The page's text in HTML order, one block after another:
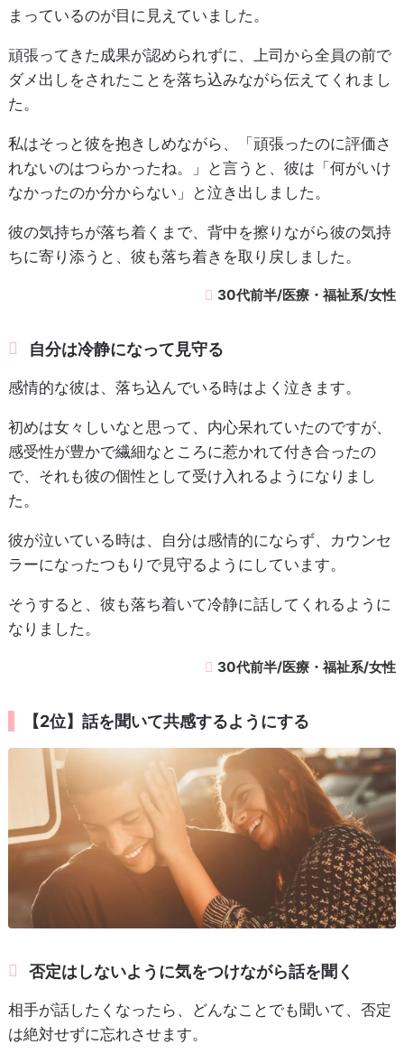
まっているのが目に見えていました。
頑張ってきた成果が認められずに、上司から全員の前で
ダメ出しをされたことを落ち込みながら伝えてくれまし
た。
私はそっと彼を抱きしめながら、「頑張ったのに評価さ
れないのはつらかったね。」と言うと、彼は「何がいけ
なかったのか分からない」と泣き出しました。
彼の気持ちが落ち着くまで、背中を擦りながら彼の気持
ちに寄り添うと、彼も落ち着きを取り戻しました。
30代前半/医療・福祉系/女性
自分は冷静になって見守る
感情的な彼は、落ち込んでいる時はよく泣きます。
初めは女々しいなと思って、内心呆れていたのですが、
感受性が豊かで繊細なところに惹かれて付き合ったの
で、それも彼の個性として受け入れるようになりまし
た。
彼が泣いている時は、自分は感情的にならず、カウンセ
ラーになったつもりで見守るようにしています。
そうすると、彼も落ち着いて冷静に話してくれるように
なりました。
30代前半/医療・福祉系/女性
【2位】話を聞いて共感するようにする
否定はしないように気をつけながら話を聞く
相手が話したくなったら、どんなことでも聞いて、否定
は絶対せずに忘れさせます。